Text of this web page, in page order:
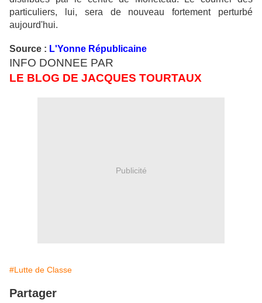
particuliers, lui, sera de nouveau fortement perturbé
aujourd'hui.
Source : L'Yonne Républicaine
INFO DONNEE PAR
LE BLOG DE JACQUES TOURTAUX
Publicité
#Lutte de Classe
Partager